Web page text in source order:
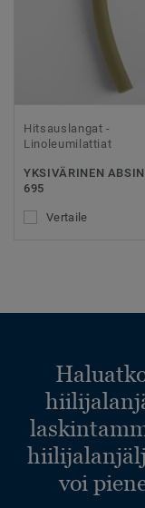
Hitsauslangat -
Linoleumilattiat
YKSIVÄRINEN
695
Vertaile
voi